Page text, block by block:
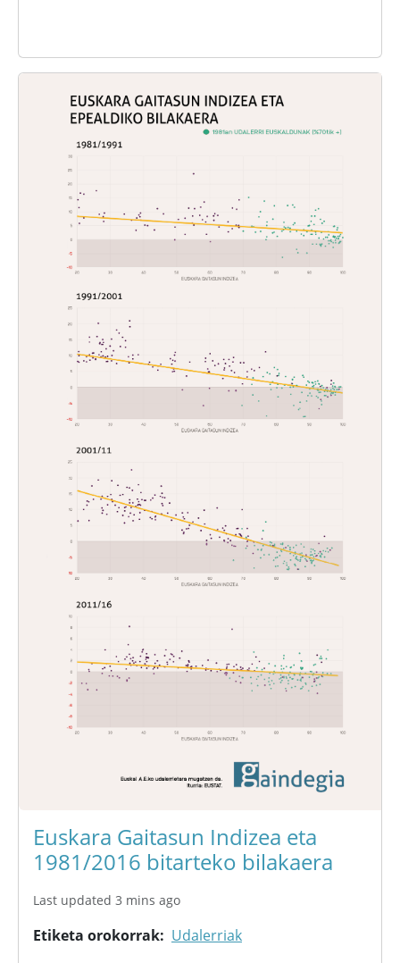
Euskara Gaitasun Indizea eta
1981/2016 bitarteko bilakaera
Last updated 3 mins ago
Etiketa orokorrak Udalerriak